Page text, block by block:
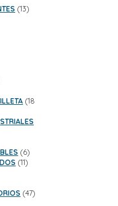
1313
18
66
productos
1111
4747